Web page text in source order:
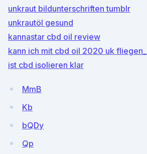
unkraut bildunterschriften tumblr
unkrautöl gesund
kannastar cbd oil review
kann ich mit cbd oil 2020 uk fliegen_
ist cbd isolieren klar
MmB
Kb
bQDy
Qp